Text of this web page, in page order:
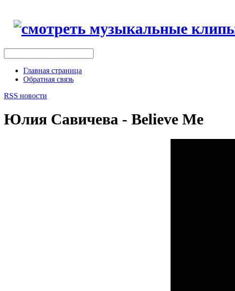
Главная страница
Обратная связь
RSS новости
Юлия Савичева - Believe Me